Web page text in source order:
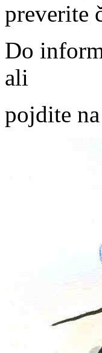
preverite
Do
ali
pojdite na